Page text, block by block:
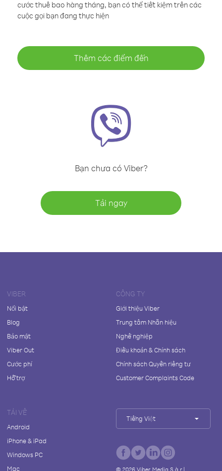
cước thuê bao hàng tháng, bạn có thể tiết kiệm trên các
cuộc gọi bạn đang thực hiện
Thêm các điểm đến
Bạn chưa có Viber?
Tải ngay
VIBER
Nổi bật
Blog
Bảo mật
Viber Out
Cước phí
Hỗ trợ
CÔNG TY
Giới thiệu Viber
Trung tâm Nhãn hiệu
Nghề nghiệp
Điều khoản & Chính sách
Chính sách Quyền riêng tư
Customer Complaints Code
TẢI VỀ
Android
iPhone & iPad
Windows PC
Mac
Tiếng Việt
© 2026Viber Media S.à r.l.